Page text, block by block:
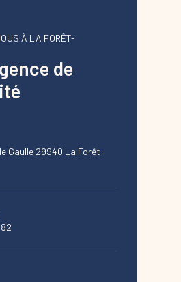
de
À LA FORÊT-
Gaulle 29940 La Forêt-